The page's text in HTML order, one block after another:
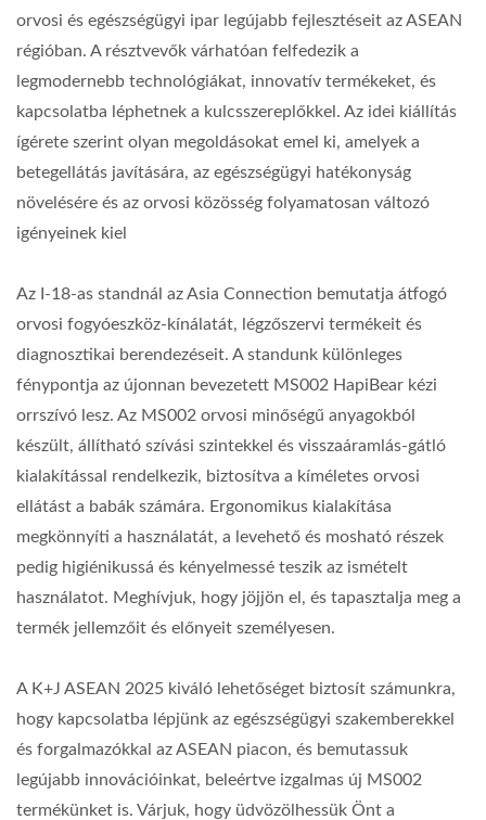
orvosi és egészségügyi ipar legújabb fejlesztéseit az ASEAN
régióban. A résztvevők várhatóan felfedezik a
legmodernebb technológiákat, innovatív termékeket, és
kapcsolatba léphetnek a kulcsszereplőkkel. Az idei kiállítás
ígérete szerint olyan megoldásokat emel ki, amelyek a
betegellátás javítására, az egészségügyi hatékonyság
növelésére és az orvosi közösség folyamatosan változó
igényeinek kiel
Az I-18-as standnál az Asia Connection bemutatja átfogó
orvosi fogyóeszköz-kínálatát, légzőszervi termékeit és
diagnosztikai berendezéseit. A standunk különleges
fénypontja az újonnan bevezetett MS002 HapiBear kézi
orrszívó lesz. Az MS002 orvosi minőségű anyagokból
készült, állítható szívási szintekkel és visszaáramlás-gátló
kialakítással rendelkezik, biztosítva a kíméletes orvosi
ellátást a babák számára. Ergonomikus kialakítása
megkönnyíti a használatát, a levehető és mosható részek
pedig higiénikussá és kényelmessé teszik az ismételt
használatot. Meghívjuk, hogy jöjjön el, és tapasztalja meg a
termék jellemzőit és előnyeit személyesen.
A K+J ASEAN 2025 kiváló lehetőséget biztosít számunkra,
hogy kapcsolatba lépjünk az egészségügyi szakemberekkel
és forgalmazókkal az ASEAN piacon, és bemutassuk
legújabb innovációinkat, beleértve izgalmas új MS002
termékünket is. Várjuk, hogy üdvözölhessük Önt a